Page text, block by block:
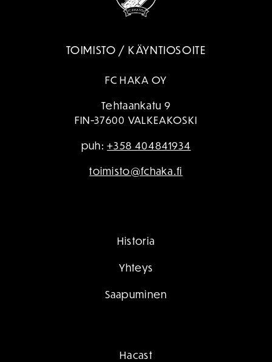
TOIMISTO / KÄYNTIOSOITE
FC HAKA OY
Tehtaankatu 9
FIN-37600 VALKEAKOSKI
puh:+358 404841934
toimisto@fchaka.fi
Historia
Yhteys
Saapuminen
Hacast